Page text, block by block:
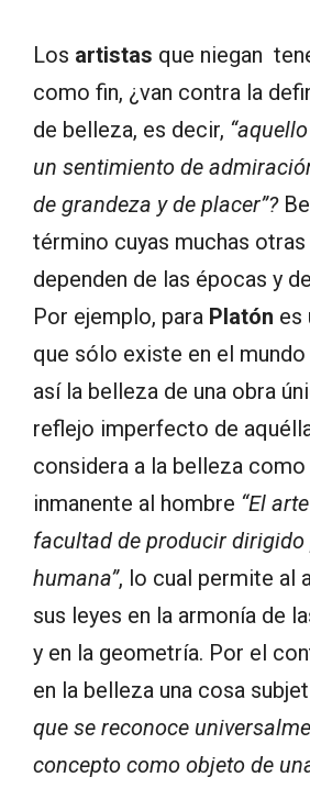
Los artistas que niegan
como fin, ¿van contra la
de belleza, es decir,
un sentimiento de
de grandeza y de placer”?
término cuyas muchas
dependen de las épocas y
Por ejemplo, para Platón es
que sólo existe en el mundo
así la belleza de una obra
reflejo imperfecto de
considera a la belleza como
inmanente al hombre “El
facultad de producir dirigido
humana”, lo cual permite al
sus leyes en la armonía de
y en la geometría. Por el
en la belleza una cosa
que se reconoce
concepto como objeto de